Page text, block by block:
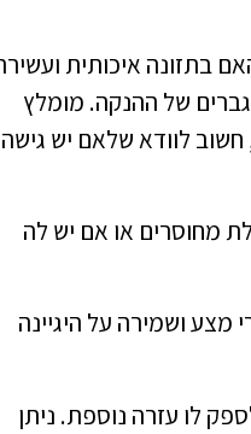
בתזונה איכותית
של ההנקה. מומלץ
חשוב לוודא שלאם יש גישה
מחוסרים או אם יש לה
מצע ושמירה על היגיינה
לו עזרה נוספת. ניתן